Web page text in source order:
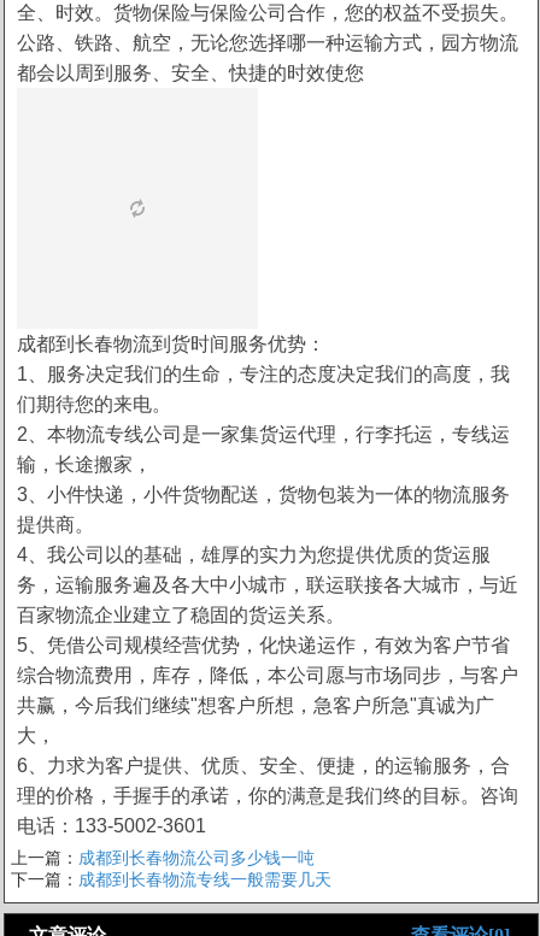
全、时效。货物保险与保险公司合作，您的权益不受损失。
公路、铁路、航空，无论您选择哪一种运输方式，园方物流
都会以周到服务、安全、快捷的时效使您
成都到长春物流到货时间服务优势：
1、服务决定我们的生命，专注的态度决定我们的高度，我
们期待您的来电。
2、本物流专线公司是一家集货运代理，行李托运，专线运
输，长途搬家，
3、小件快递，小件货物配送，货物包装为一体的物流服务
提供商。
4、我公司以的基础，雄厚的实力为您提供优质的货运服
务，运输服务遍及各大中小城市，联运联接各大城市，与近
百家物流企业建立了稳固的货运关系。
5、凭借公司规模经营优势，化快递运作，有效为客户节省
综合物流费用，库存，降低，本公司愿与市场同步，与客户
共赢，今后我们继续"想客户所想，急客户所急"真诚为广
大，
6、力求为客户提供、优质、安全、便捷，的运输服务，合
理的价格，手握手的承诺，你的满意是我们终的目标。咨询
电话：133-5002-3601
上一篇： 成都到长春物流公司多少钱一吨
下一篇： 成都到长春物流专线一般需要几天